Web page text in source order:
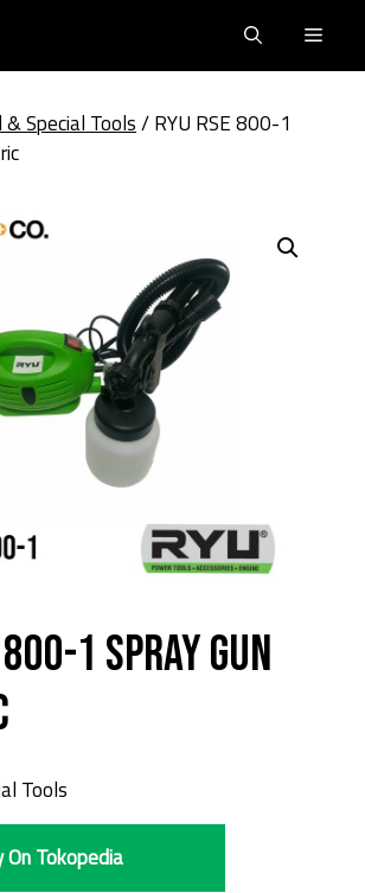
& Special Tools/ RYU RSE 800-1
800-1 Spray Gun
Tools
On Tokopedia